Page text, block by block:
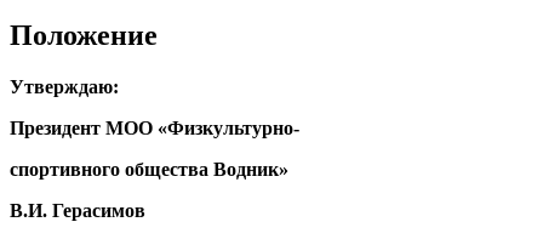
Положение
Утверждаю:
Президент МОО «Физкультурно-
спортивного общества Водник»
В.И. Герасимов